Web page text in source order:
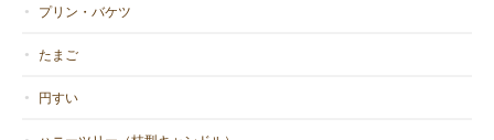
プリン・バケツ
たまご
円すい